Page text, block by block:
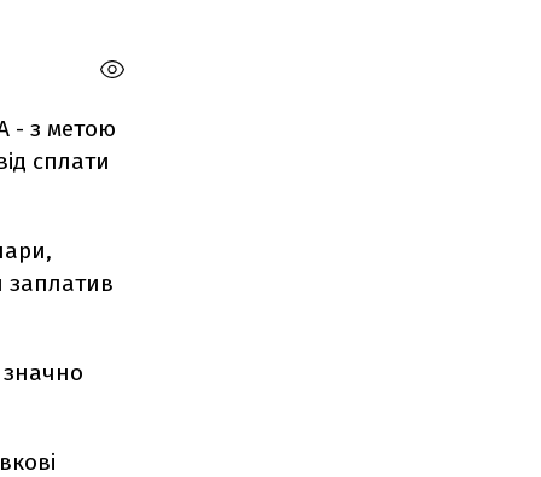
- з метою
сплати
заплатив
значно